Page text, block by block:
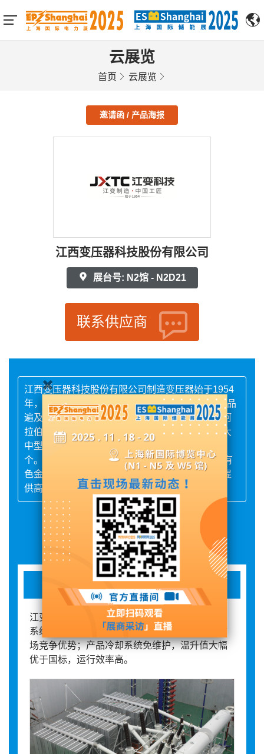
云展览
首页 云展览
邀请函 / 产品海报
江西变压器科技股份有限公司
展台号: N2馆 - N2D21
联系供应商
江西变压器科技股份有限公司制造变压器始于1954
年，注册资本30590万元，现有员工600余人。产品
遍及全国并远销美国、俄罗斯、澳大利亚、沙特阿
拉伯、韩国等五大洲国家和地区，在运行的各类大
中型变压器3000多台（套），用户数量超过400
个。70年来，公司始终致力于为发电、输变电、有
色金属冶炼、清洁能源、铁路、石化等行业客户提
供高效节能解决方案。
展品详情
ZHSTB-162830/220
江变科技首套自冷型电解铝用整流变压器；冷却
系统布置结构技术取得专利证书，具有显著的市
场竞争优势；产品冷却系统免维护，温升值大幅
优于国标，运行效率高。